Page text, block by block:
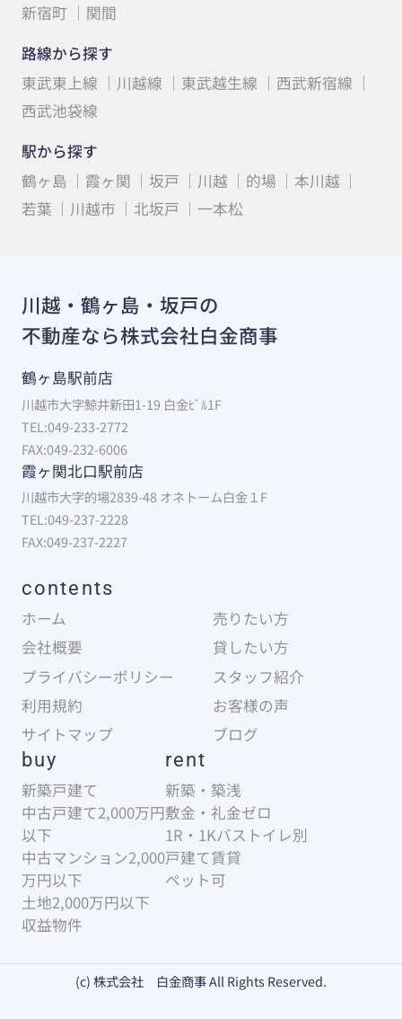
新宿町
関間
路線から探す
東武東上線
川越線 東武越生線
西武新宿線
西武池袋線
駅から探す
鶴ヶ島
霞ヶ関 坂戸 川越 的場
本川越
若葉
川越市 北坂戸 一本松
川越・鶴ヶ島・坂戸の
不動産なら株式会社白金商事
鶴ヶ島駅前店
川越市大字鯨井新田1-19 白金ﾋﾞﾙ1F
TEL:049-233-2772
FAX:049-232-6006
霞ヶ関北口駅前店
川越市大字的場2839-48 オネトーム白金１F
TEL:049-237-2228
FAX:049-237-2227
contents
ホーム
売りたい方
会社概要
貸したい方
プライバシーポリシー
スタッフ紹介
利用規約
お客様の声
サイトマップ
ブログ
buy
新築戸建て
中古戸建て2,000万円
以下
中古マンション2,000
万円以下
土地2,000万円以下
収益物件
rent
新築・築浅
敷金・礼金ゼロ
1R・1Kバストイレ別
戸建て賃貸
ペット可
(c) 株式会社 白金商事 All Rights Reserved.